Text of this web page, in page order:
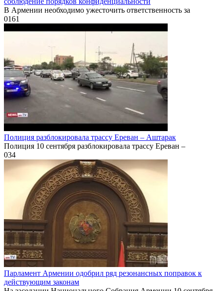
В Армении необходимо ужесточить ответственность за
0161
Полиция разблокировала трассу Ереван – Аштарак
Полиция 10 сентября разблокировала трассу Ереван –
034
Парламент Армении одобрил ряд резонансных поправок к
действующим законам